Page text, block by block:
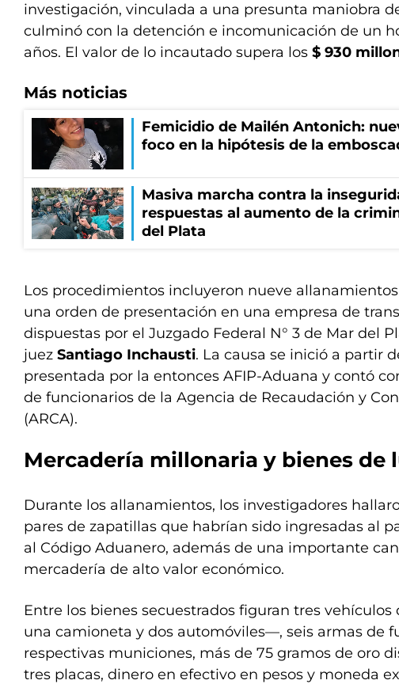
investigación, vinculada a una presunta maniobra
culminó con la detención e incomunicación de un
años. El valor de lo incautado supera los $ 930
Más noticias
Femicidio de Mailén Antonich:
foco en la hipótesis de la
Masiva marcha contra la
respuestas al aumento de la
del Plata
Los procedimientos incluyeron nueve
una orden de presentación en una empresa de
dispuestas por el Juzgado Federal N° 3 de Mar del
juez Santiago Inchausti. La causa se inició a partir
presentada por la entonces AFIP-Aduana y contó
de funcionarios de la Agencia de Recaudación y
(ARCA).
Mercadería millonaria y bienes de
Durante los allanamientos, los investigadores
pares de zapatillas que habrían sido ingresadas al
al Código Aduanero, además de una importante
mercadería de alto valor económico.
Entre los bienes secuestrados figuran tres
una camioneta y dos automóviles—, seis armas de
respectivas municiones, más de 75 gramos de oro
tres placas, dinero en efectivo en pesos y moneda